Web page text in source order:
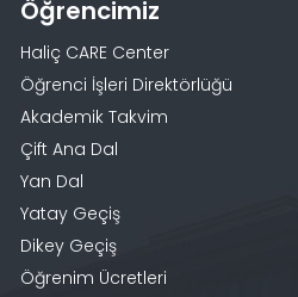
Öğrencimiz
Haliç CARE Center
Öğrenci İşleri Direktörlüğü
Akademik Takvim
Çift Ana Dal
Yan Dal
Yatay Geçiş
Dikey Geçiş
Öğrenim Ücretleri